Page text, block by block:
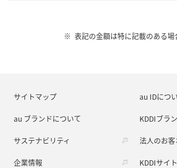
表記の金額は特に記載のある場
サイトマップ au IDにつ
au ブランドについて KDDIブラ
サステナビリティ 法人のお客
企業情報 KDDIサイ